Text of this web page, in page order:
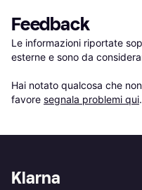
Feedback
Le informazioni riportate
esterne e sono da
Hai notato qualcosa che
favore segnala problemi qui.
Klarna